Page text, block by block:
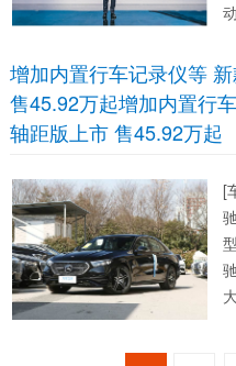
增加内置行车记录仪等
售45.92万起增加内置行
轴距版上市 售45.92万起
[